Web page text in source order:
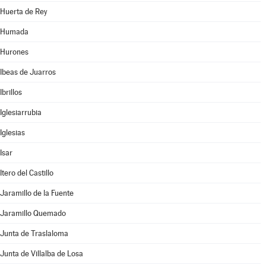
Huerta de Rey
Humada
Hurones
Ibeas de Juarros
Ibrillos
Iglesiarrubia
Iglesias
Isar
Itero del Castillo
Jaramillo de la Fuente
Jaramillo Quemado
Junta de Traslaloma
Junta de Villalba de Losa